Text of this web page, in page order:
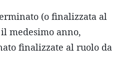
(o finalizzata al
medesimo anno,
finalizzate al ruolo da